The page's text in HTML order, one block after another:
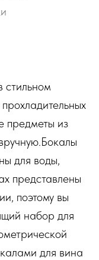
стильном
предметы из
для воды,
представлены
поэтому вы
набор для
для вина